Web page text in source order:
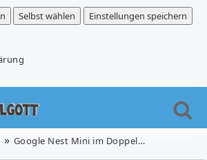
Selbst wählen
Einstellungen speichern
Google Nest Mini im Doppelpack für 49€ (Vergleich: 68,50€)